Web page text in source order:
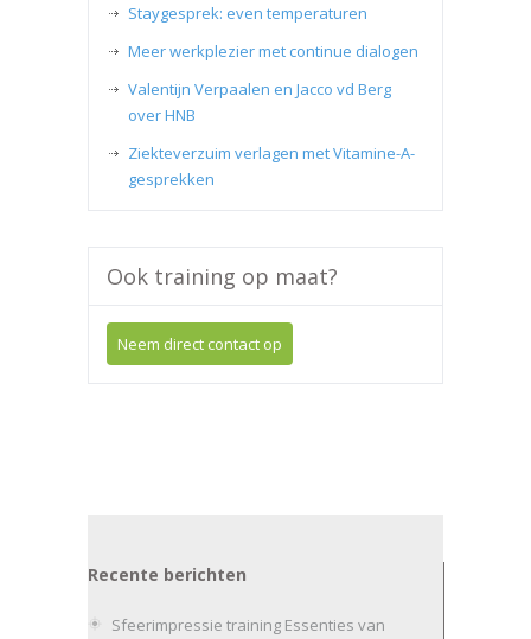
Staygesprek: even temperaturen
Meer werkplezier met continue dialogen
Valentijn Verpaalen en Jacco vd Berg
over HNB
Ziekteverzuim verlagen met Vitamine-A-
gesprekken
Ook training op maat?
Neem direct contact op
Recente berichten
Sfeerimpressie training Essenties van